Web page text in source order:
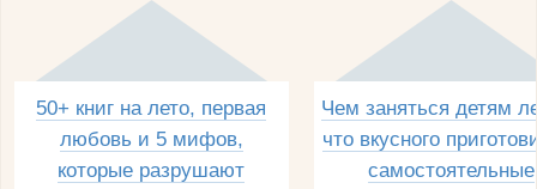
50+ книг на лето, первая
любовь и 5 мифов,
которые разрушают
Чем заняться детям
что вкусного
самостоятельные